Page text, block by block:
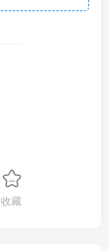
收藏